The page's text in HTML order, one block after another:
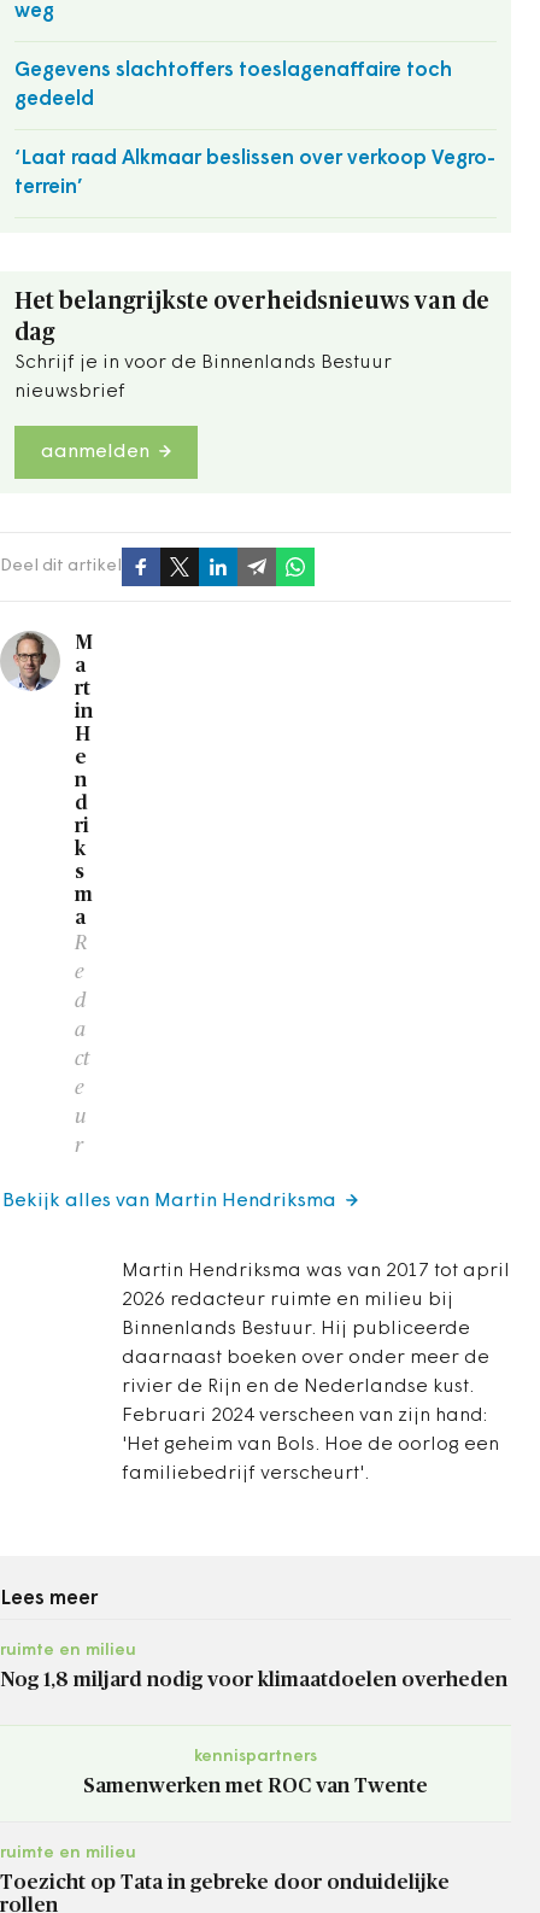
weg
Gegevens slachtoffers toeslagenaffaire toch
gedeeld
‘Laat raad Alkmaar beslissen over verkoop Vegro-
terrein’
Het belangrijkste overheidsnieuws van de
dag
Schrijf je in voor de Binnenlands Bestuur
nieuwsbrief
aanmelden
Deel dit artikel
M
a
rt
in
H
e
n
d
ri
k
s
m
a
R
e
d
a
ct
e
u
r
Martin Hendriksma was van 2017 tot april
2026 redacteur ruimte en milieu bij
Binnenlands Bestuur. Hij publiceerde
daarnaast boeken over onder meer de
rivier de Rijn en de Nederlandse kust.
Februari 2024 verscheen van zijn hand:
'Het geheim van Bols. Hoe de oorlog een
familiebedrijf verscheurt'.
Bekijk alles van Martin Hendriksma
Lees meer
ruimte en milieu
Nog 1,8 miljard nodig voor klimaatdoelen overheden
kennispartners
Samenwerken met ROC van Twente
ruimte en milieu
Toezicht op Tata in gebreke door onduidelijke
rollen